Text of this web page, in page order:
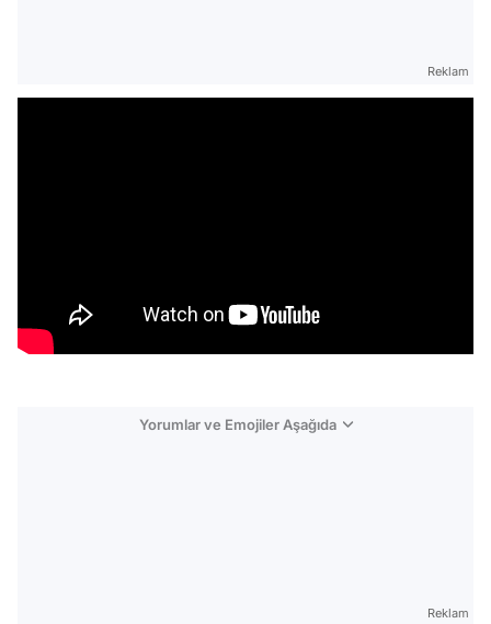
Reklam
Yorumlar ve Emojiler Aşağıda
Reklam